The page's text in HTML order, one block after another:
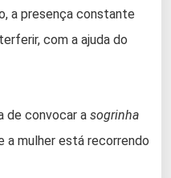
a presença constante
com a ajuda do
de convocar a sogrinha
a mulher está recorrendo